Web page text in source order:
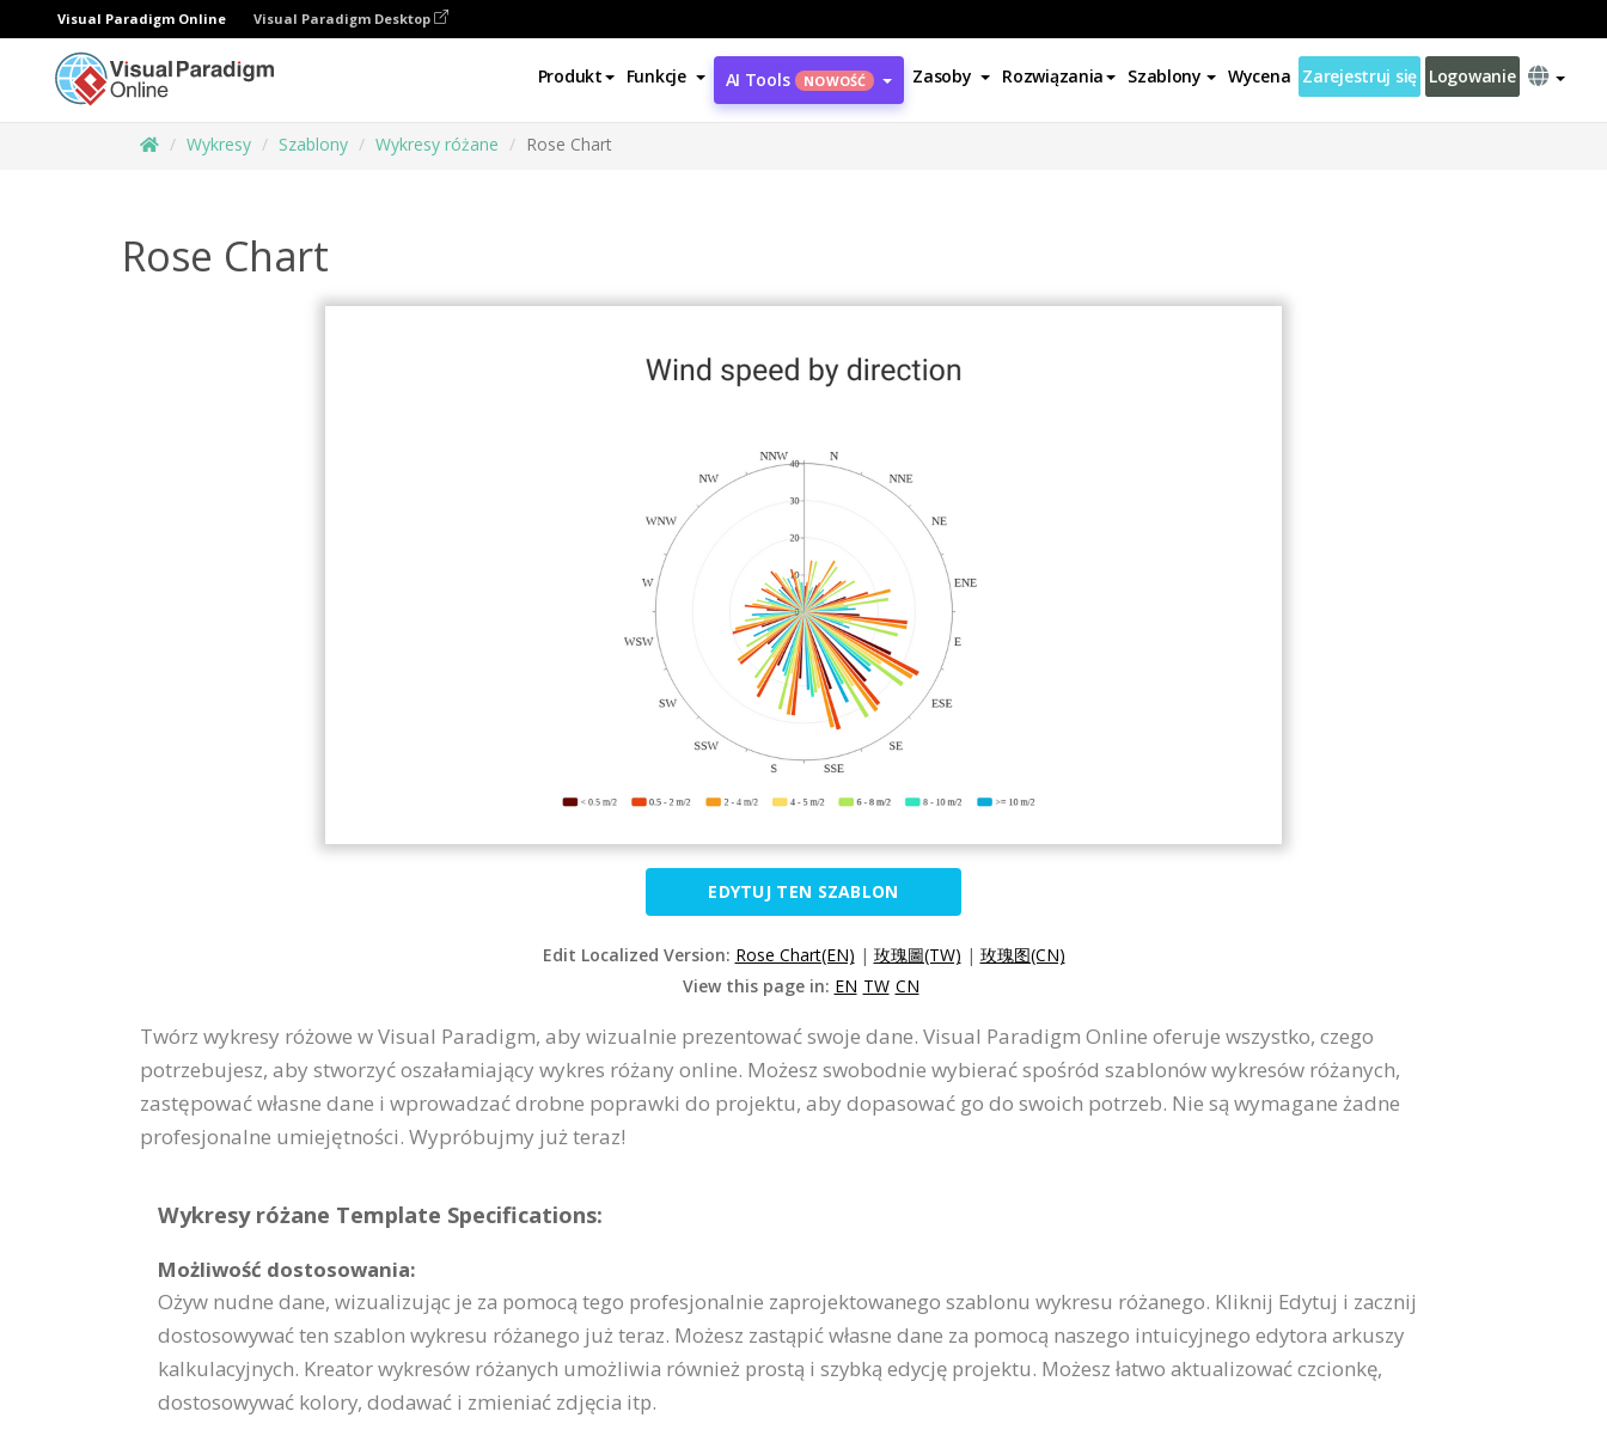
Visual Paradigm Online Visual Paradigm Desktop
Produkt Funkcje AI Tools NOWOŚĆ Zasoby Rozwiązania Szablony Wycena Zarejestruj się Logowanie
Wykresy Szablony Wykresy różane Rose Chart
Rose Chart
EDYTUJ TEN SZABLON
Edit Localized Version: Rose Chart(EN) | 玫瑰圖(TW) | 玫瑰图(CN)
View this page in: EN TW CN
Twórz wykresy różowe w Visual Paradigm, aby wizualnie prezentować swoje dane. Visual Paradigm Online oferuje wszystko, czego
potrzebujesz, aby stworzyć oszałamiający wykres różany online. Możesz swobodnie wybierać spośród szablonów wykresów różanych,
zastępować własne dane i wprowadzać drobne poprawki do projektu, aby dopasować go do swoich potrzeb. Nie są wymagane żadne
profesjonalne umiejętności. Wypróbujmy już teraz!
Wykresy różane Template Specifications:
Możliwość dostosowania:
Ożyw nudne dane, wizualizując je za pomocą tego profesjonalnie zaprojektowanego szablonu wykresu różanego. Kliknij Edytuj i zacznij
dostosowywać ten szablon wykresu różanego już teraz. Możesz zastąpić własne dane za pomocą naszego intuicyjnego edytora arkuszy
kalkulacyjnych. Kreator wykresów różanych umożliwia również prostą i szybką edycję projektu. Możesz łatwo aktualizować czcionkę,
dostosowywać kolory, dodawać i zmieniać zdjęcia itp.